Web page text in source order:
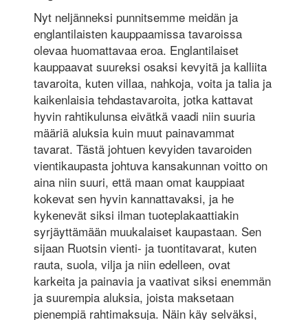
Nyt neljänneksi punnitsemme meidän ja
englantilaisten kauppaamissa tavaroissa
olevaa huomattavaa eroa. Englantilaiset
kauppaavat suureksi osaksi kevyitä ja kalliita
tavaroita, kuten villaa, nahkoja, voita ja talia ja
kaikenlaisia tehdastavaroita, jotka kattavat
hyvin rahtikulunsa eivätkä vaadi niin suuria
määriä aluksia kuin muut painavammat
tavarat. Tästä johtuen kevyiden tavaroiden
vientikaupasta johtuva kansakunnan voitto on
aina niin suuri, että maan omat kauppiaat
kokevat sen hyvin kannattavaksi, ja he
kykenevät siksi ilman tuoteplakaattiakin
syrjäyttämään muukalaiset kaupastaan. Sen
sijaan Ruotsin vienti- ja tuontitavarat, kuten
rauta, suola, vilja ja niin edelleen, ovat
karkeita ja painavia ja vaativat siksi enemmän
ja suurempia aluksia, joista maksetaan
pienempiä rahtimaksuja. Näin käy selväksi,